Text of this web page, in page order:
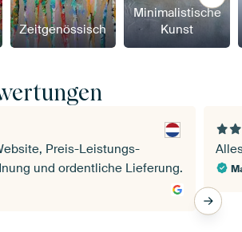
Zeitgenössisch
Minimalistische
Kunst
Preis-Leistungs-
und ordentliche Lieferung.